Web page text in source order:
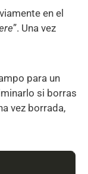
en el
”. Una vez
para un
si borras
vez borrada,